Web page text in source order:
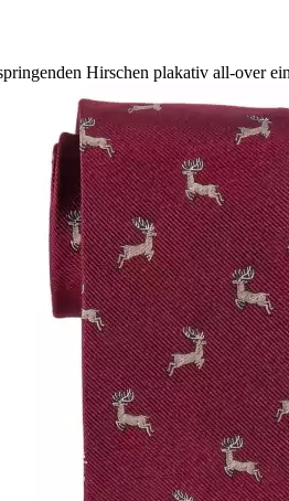
Hirschen plakativ all-over